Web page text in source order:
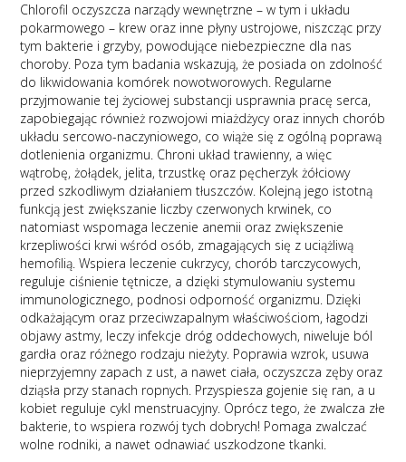
Chlorofil oczyszcza narządy wewnętrzne – w tym i układu
pokarmowego – krew oraz inne płyny ustrojowe, niszcząc przy
tym bakterie i grzyby, powodujące niebezpieczne dla nas
choroby. Poza tym badania wskazują, że posiada on zdolność
do likwidowania komórek nowotworowych. Regularne
przyjmowanie tej życiowej substancji usprawnia pracę serca,
zapobiegając również rozwojowi miażdżycy oraz innych chorób
układu sercowo-naczyniowego, co wiąże się z ogólną poprawą
dotlenienia organizmu. Chroni układ trawienny, a więc
wątrobę, żołądek, jelita, trzustkę oraz pęcherzyk żółciowy
przed szkodliwym działaniem tłuszczów. Kolejną jego istotną
funkcją jest zwiększanie liczby czerwonych krwinek, co
natomiast wspomaga leczenie anemii oraz zwiększenie
krzepliwości krwi wśród osób, zmagających się z uciążliwą
hemofilią. Wspiera leczenie cukrzycy, chorób tarczycowych,
reguluje ciśnienie tętnicze, a dzięki stymulowaniu systemu
immunologicznego, podnosi odporność organizmu. Dzięki
odkażającym oraz przeciwzapalnym właściwościom, łagodzi
objawy astmy, leczy infekcje dróg oddechowych, niweluje ból
gardła oraz różnego rodzaju nieżyty. Poprawia wzrok, usuwa
nieprzyjemny zapach z ust, a nawet ciała, oczyszcza zęby oraz
dziąsła przy stanach ropnych. Przyspiesza gojenie się ran, a u
kobiet reguluje cykl menstruacyjny. Oprócz tego, że zwalcza złe
bakterie, to wspiera rozwój tych dobrych! Pomaga zwalczać
wolne rodniki, a nawet odnawiać uszkodzone tkanki.